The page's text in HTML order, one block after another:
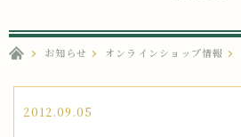
お知らせ オンラインショップ情報
2012.09.05